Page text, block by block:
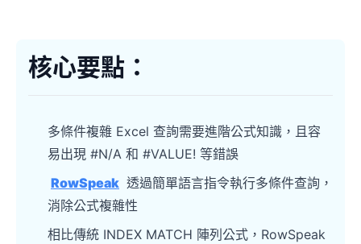
核心要點：
多條件複雜 Excel 查詢需要進階公式知識，且容
易出現 #N/A 和 #VALUE! 等錯誤
RowSpeak 透過簡單語言指令執行多條件查詢，
消除公式複雜性
相比傳統 INDEX MATCH 陣列公式，RowSpeak